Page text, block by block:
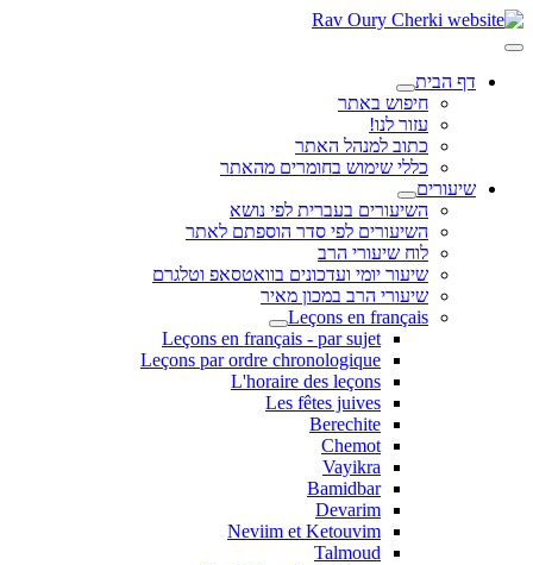
דף הבית
חיפוש באתר
עזור לנו!
כתוב למנהל האתר
כללי שימוש בחומרים מהאתר
שיעורים
השיעורים בעברית לפי נושא
השיעורים לפי סדר הוספתם לאתר
לוח שיעורי הרב
שיעור יומי ועדכונים בוואטסאפ וטלגרם
שיעורי הרב במכון מאיר
Leçons en français
Leçons en français - par sujet
Leçons par ordre chronologique
L'horaire des leçons
Les fêtes juives
Berechite
Chemot
Vayikra
Bamidbar
Devarim
Neviim et Ketouvim
Talmoud